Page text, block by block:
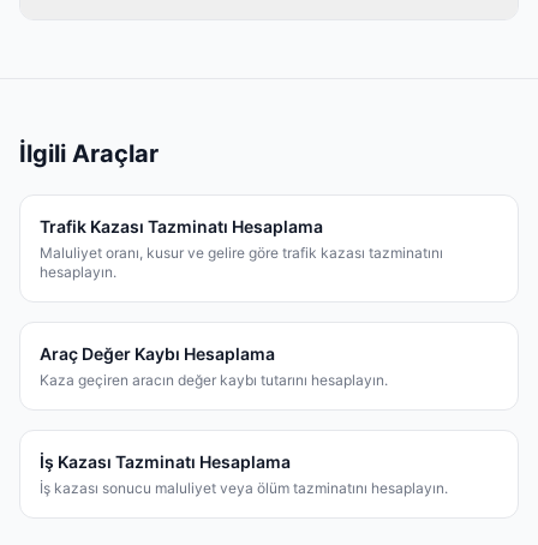
İlgili Araçlar
Trafik Kazası Tazminatı Hesaplama
Maluliyet oranı, kusur ve gelire göre trafik kazası tazminatını
hesaplayın.
Araç Değer Kaybı Hesaplama
Kaza geçiren aracın değer kaybı tutarını hesaplayın.
İş Kazası Tazminatı Hesaplama
İş kazası sonucu maluliyet veya ölüm tazminatını hesaplayın.